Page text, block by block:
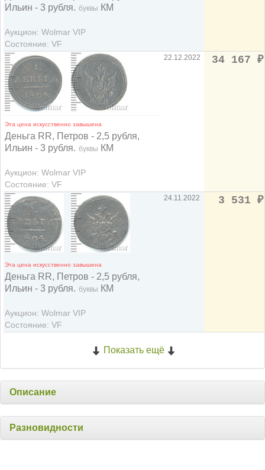
Ильин - 3 рубля. буквы КМ
Аукцион: Wolmar VIP
Состояние: VF
Эта цена искусственно завышена
Деньга RR, Петров - 2,5 рубля,
Ильин - 3 рубля. буквы КМ
Аукцион: Wolmar VIP
Состояние: VF
22.12.2022 34 167 ₽
Эта цена искусственно завышена
Деньга RR, Петров - 2,5 рубля,
Ильин - 3 рубля. буквы КМ
Аукцион: Wolmar VIP
Состояние: VF
24.11.2022 3 531 ₽
Показать ещё
Описание
Разновидности